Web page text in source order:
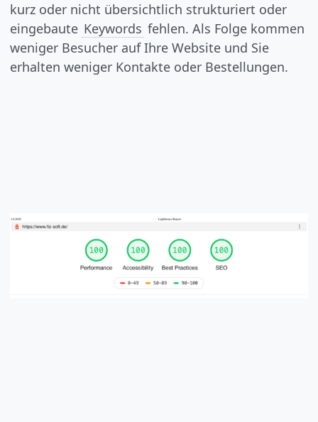
kurz oder nicht übersichtlich strukturiert oder
eingebaute Keywords fehlen. Als Folge kommen
weniger Besucher auf Ihre Website und Sie
erhalten weniger Kontakte oder Bestellungen.